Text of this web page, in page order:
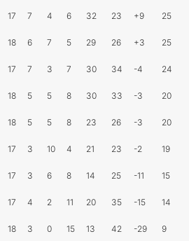
17 7 4 6 32 23 +9 25
18 6 7 5 29 26 +3 25
17 7 3 7 30 34 -4 24
18 5 5 8 30 33 -3 20
18 5 5 8 23 26 -3 20
17 3 10 4 21 23 -2 19
17 3 6 8 14 25 -11 15
17 4 2 11 20 35 -15 14
18 3 0 15 13 42 -29 9